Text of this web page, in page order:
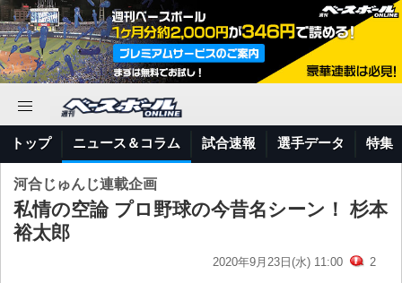
トップ ニュース＆コラム 試合速報 選手データ 特集
河合じゅんじ連載企画
私情の空論 プロ野球の今昔名シーン！ 杉本
裕太郎
2020年9月23日(水) 11:00 2